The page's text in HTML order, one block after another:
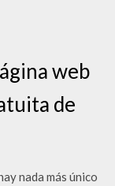
web
de
nada más único